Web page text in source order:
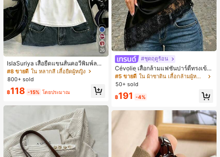
26
IslaSuriya เสื้อยืดแขนสั้นคอวีพิมพ์ลาย
สีตัดกันสำหรับผู้หญิง
#8 ขายดี ใน หลากสี เสื้อยืดผู้หญิง
800+ sold
฿118 -15% โดยประมาณ
#ชุดฤดูร้อน
Cévolie เสื้อกล้ามแฟชั่นปาร์ตี้ทรงเข้า
รูป เซ็กซี่ คอเดรป คอคาวล์ จับย่น แต่ง
ลูกไม้ ดีไซน์ต่อผ้า เปิดหลัง แขนกุด
#5 ขายดี
ใน ผ้าซาติน เสื้อกล้ามผู้หญิง & Camis
50+ sold
฿191 -4%